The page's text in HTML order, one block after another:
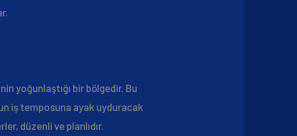
yoğunlaştığı bir bölgedir. Bu
iş temposuna ayak uyduracak
düzenli ve planlıdır.